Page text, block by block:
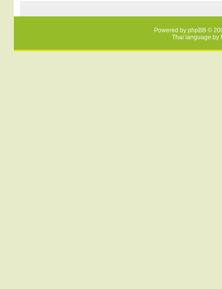
Powered by phpBB ©
Thai language by